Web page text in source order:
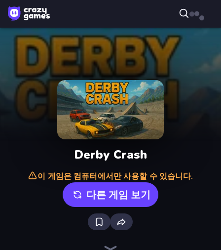
Derby Crash
이 게임은 컴퓨터에서만 사용할 수 있습니다.
다른 게임 보기